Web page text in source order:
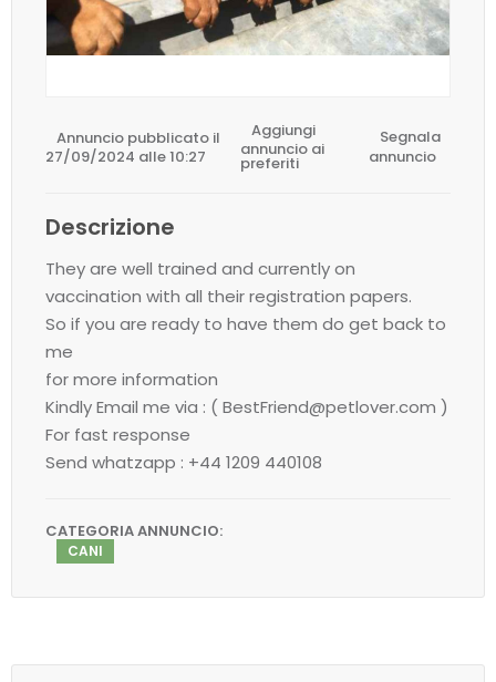
Annuncio pubblicato il
27/09/2024 alle 10:27
Aggiungi
annuncio ai
preferiti
Segnala
annuncio
Descrizione
They are well trained and currently on
vaccination with all their registration papers.
So if you are ready to have them do get back to
me
for more information
Kindly Email me via : ( BestFriend@petlover.com )
For fast response
Send whatzapp : +44 1209 440108
CATEGORIA ANNUNCIO:
CANI